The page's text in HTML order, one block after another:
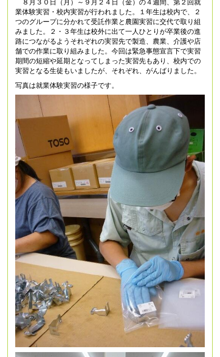
業体験実習・校内実習が行われました。１年生は校内で、２
つのグループに分かれて受託作業と農園実習に交代で取り組
みました。２・３年生は校外に出て一人ひとりが卒業後の進
路につながるようそれぞれの実習先で製造、農業、介護や店
舗での作業に取り組みました。今回は緊急事態宣言下で実習
期間の短縮や延期となってしまった実習先もあり、校内での
実習となる生徒もいましたが、それぞれ、がんばりました。
写真は就業体験実習の様子です。